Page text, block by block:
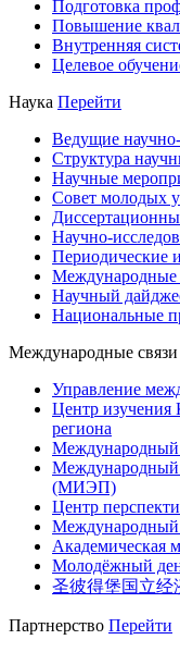
Подготовка
Повышение
Внутренняя
Целевое
Наука Перейти
Ведущие
Структура
Научные
Совет молодых
Научно-
Периодические
Международные
Научный
Национальные
Международные связи
Управление
Центр изучения
региона
Международный
Международный
(МИЭП)
Центр
Международный
Академическая
Молодёжный
圣彼得堡国立经
Партнерство Перейти